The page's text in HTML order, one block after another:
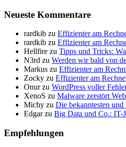
Neueste Kommentare
rardkib zu Effizienter am
rardkib zu Effizienter am
Hellfire zu Tipps und Tricks:
N3rd zu Werden wir bald von
Markus zu Effizienter am
Zocky zu Effizienter am
Onurzu WordPress voller
XenoS zu Malware zerstört
Michy zu Die bekanntesten
Edgarzu Big Data und Co.: IT-
Empfehlungen